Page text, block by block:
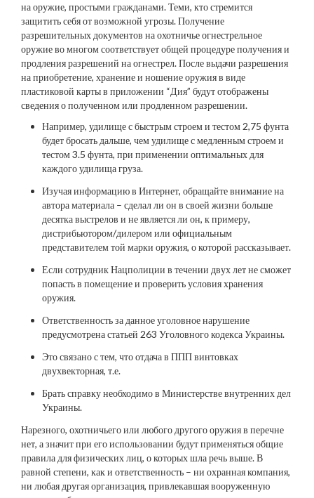
на оружие, простыми гражданами. Теми, кто стремится
защитить себя от возможной угрозы. Получение
разрешительных документов на охотничье огнестрельное
оружие во многом соответствует общей процедуре получения и
продления разрешений на огнестрел. После выдачи разрешения
на приобретение, хранение и ношение оружия в виде
пластиковой карты в приложении “Дия” будут отображены
сведения о полученном или продленном разрешении.
Например, удилище с быстрым строем и тестом 2,75 фунта
будет бросать дальше, чем удилище с медленным строем и
тестом 3.5 фунта, при применении оптимальных для
каждого удилища груза.
Изучая информацию в Интернет, обращайте внимание на
автора материала – сделал ли он в своей жизни больше
десятка выстрелов и не является ли он, к примеру,
дистрибьютором/дилером или официальным
представителем той марки оружия, о которой рассказывает.
Если сотрудник Нацполиции в течении двух лет не сможет
попасть в помещение и проверить условия хранения
оружия.
Ответственность за данное уголовное нарушение
предусмотрена статьей 263 Уголовного кодекса Украины.
Это связано с тем, что отдача в ППП винтовках
двухвекторная, т.е.
Брать справку необходимо в Министерстве внутренних дел
Украины.
Нарезного, охотничьего или любого другого оружия в перечне
нет, а значит при его использовании будут применяться общие
правила для физических лиц, о которых шла речь выше. В
равной степени, как и ответственность – ни охранная компания,
ни любая другая организация, привлекавшая вооруженную